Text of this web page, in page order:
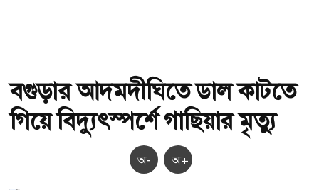
বগুড়ার আদমদীঘিতে ডাল কাটতে
গিয়ে বিদ্যুৎস্পর্শে গাছিয়ার মৃত্যু
অ- অ+